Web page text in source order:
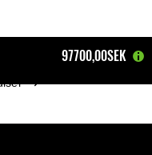
97700,00SEK